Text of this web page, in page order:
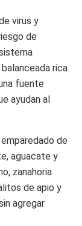
virus y
de
rica
fuente
ayudan al
de
aguacate y
zanahoria
de apio y
agregar